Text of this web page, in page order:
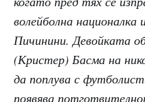
волейболна
Пичинини. Девойката
(Кристер) Басма на
да поплува с
появява